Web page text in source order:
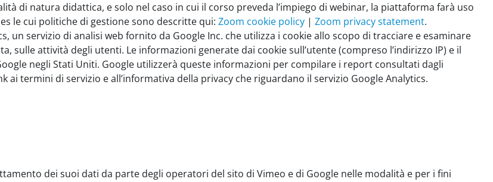
di natura didattica, e solo nel caso in cui il corso preveda l’impiego di webinar, la piattaforma farà uso
le cui politiche di gestione sono descritte qui: Zoom cookie policy | Zoom privacy statement.
un servizio di analisi web fornito da Google Inc. che utilizza i cookie allo scopo di tracciare e esaminare
sulle attività degli utenti. Le informazioni generate dai cookie sull’utente (compreso l’indirizzo IP) e il
negli Stati Uniti. Google utilizzerà queste informazioni per compilare i report consultati dagli
termini di servizio e all’informativa della privacy che riguardano il servizio Google Analytics.
dei suoi dati da parte degli operatori del sito di Vimeo e di Google nelle modalità e per i fini